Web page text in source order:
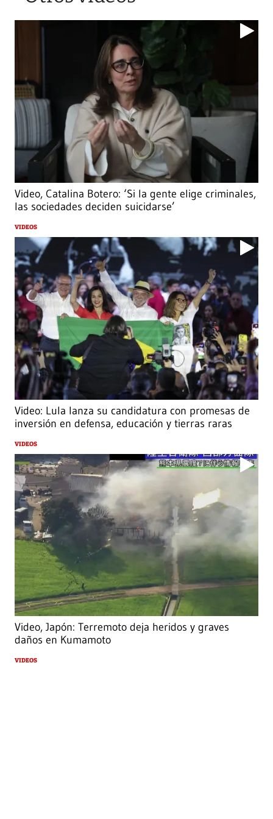
Video, Catalina Botero: ‘Si la gente elige criminales,
las sociedades deciden suicidarse’
VIDEOS
Video: Lula lanza su candidatura con promesas de
inversión en defensa, educación y tierras raras
VIDEOS
Video, Japón: Terremoto deja heridos y graves
daños en Kumamoto
VIDEOS